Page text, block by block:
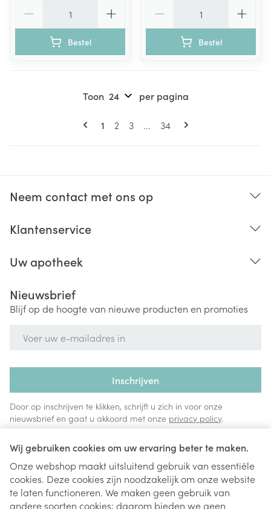
Wij gebruiken cookies om uw ervaring beter te maken.
Onze webshop maakt uitsluitend gebruik van essentiële
cookies. Deze cookies zijn noodzakelijk om onze website
te laten functioneren. We maken geen gebruik van
andere soorten cookies; daarom bieden we geen
Bestel Bestel
Pagina's
U lees momenteel pagina
1 Pagina
2 Pagina
3 ... Pagina
34
Toon per pagina
Neem contact met ons op
Klantenservice
Uw apotheek
Nieuwsbrief
Blijf op de hoogte van nieuwe producten en promoties
Inschrijven
Door op inschrijven te klikken, schrijft u zich in voor onze
nieuwsbrief en gaat u akkoord met onze privacy policy.